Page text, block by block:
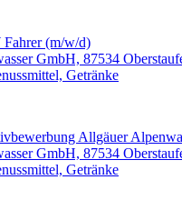
(m/w/d)
GmbH, 87534
Getränke
Allgäuer
GmbH, 87534
Getränke